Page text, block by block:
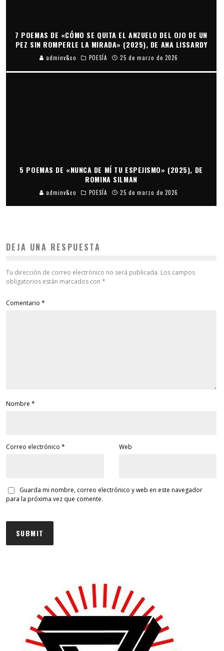
7 POEMAS DE «CÓMO SE QUITA EL ANZUELO DEL OJO DE UN
PEZ SIN ROMPERLE LA MIRADA» (2025), DE ANA LISSARDY
adminv&co POESÍA 25 de marzo de 2026
5 POEMAS DE «NUNCA DE MÍ TU ESPEJISMO» (2025), DE
ROMINA SILMAN
adminv&co POESÍA 25 de marzo de 2026
DEJA UNA RESPUESTA
Tu dirección de correo electrónico no será publicada. Los campos
obligatorios están marcados con *
Comentario *
Nombre *
Correo electrónico * Web
Guarda mi nombre, correo electrónico y web en este navegador
para la próxima vez que comente.